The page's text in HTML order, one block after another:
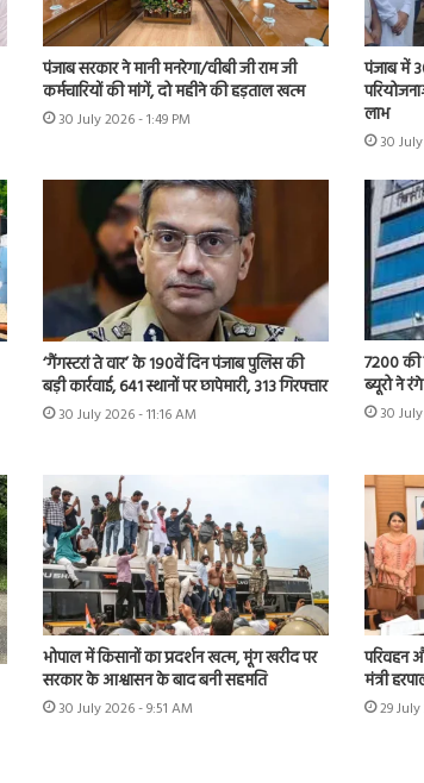
पंजाब सरकार ने मानी मनरेगा/वीबी जी राम जी
कर्मचारियों की मांगें, दो महीने की हड़ताल खत्म
30 July 2026 - 1:49 PM
पंजाब में
लाभ
30
‘गैंगस्टरां ते वार’ के 190वें दिन पंजाब पुलिस की
बड़ी कार्रवाई, 641 स्थानों पर छापेमारी, 313 गिरफ्तार
30 July 2026 - 11:16 AM
7200 की
ब्यूरो ने
30
भोपाल में किसानों का प्रदर्शन खत्म, मूंग खरीद पर
सरकार के आश्वासन के बाद बनी सहमति
30 July 2026 - 9:51 AM
परिवहन
मंत्री
29